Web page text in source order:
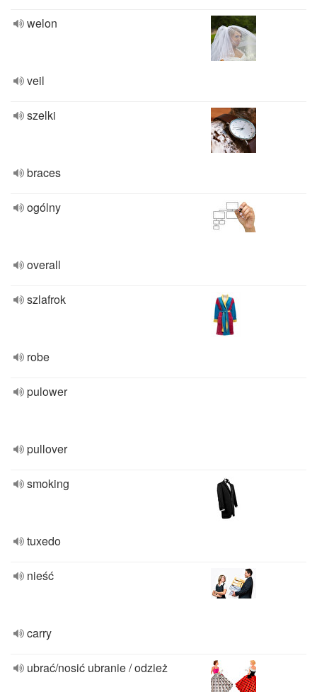
welon
veil
szelki
braces
ogólny
overall
szlafrok
robe
pulower
pullover
smoking
tuxedo
nieść
carry
ubrać/nosić ubranie / odzież